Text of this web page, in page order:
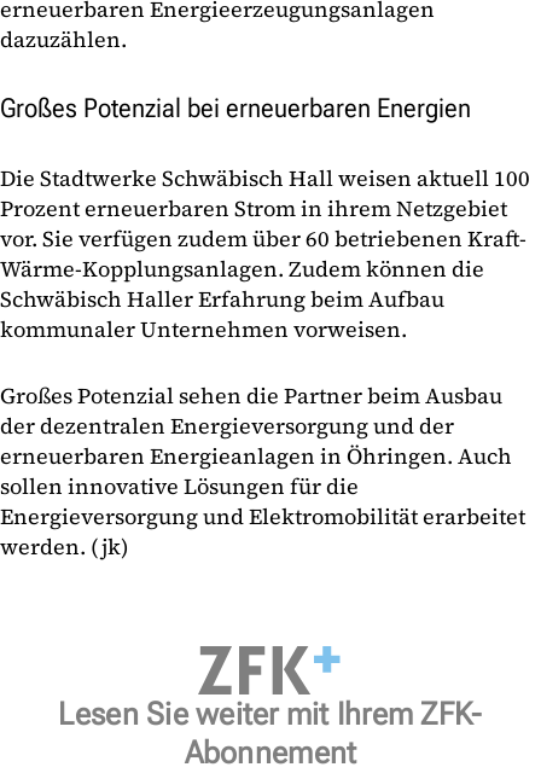
erneuerbaren Energieerzeugungsanlagen
dazuzählen.
Großes Potenzial bei erneuerbaren Energien
Die Stadtwerke Schwäbisch Hall weisen aktuell 100
Prozent erneuerbaren Strom in ihrem Netzgebiet
vor. Sie verfügen zudem über 60 betriebenen Kraft-
Wärme-Kopplungsanlagen. Zudem können die
Schwäbisch Haller Erfahrung beim Aufbau
kommunaler Unternehmen vorweisen.
Großes Potenzial sehen die Partner beim Ausbau
der dezentralen Energieversorgung und der
erneuerbaren Energieanlagen in Öhringen. Auch
sollen innovative Lösungen für die
Energieversorgung und Elektromobilität erarbeitet
werden. (jk)
Lesen Sie weiter mit Ihrem ZFK-
Abonnement